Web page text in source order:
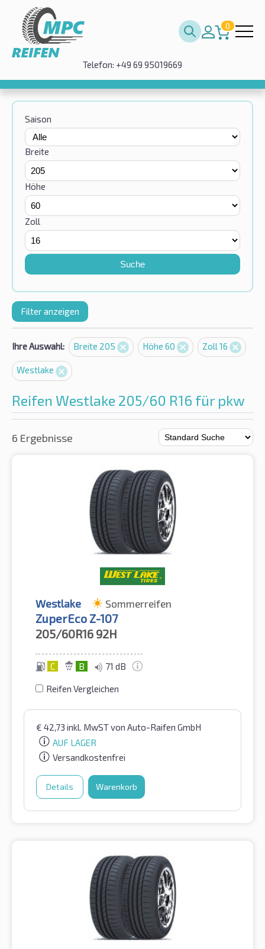
0
Telefon: +49 69 95019669
Saison
Breite
Höhe
Zoll
Suche
Filter anzeigen
Ihre Auswahl: Breite 205 Höhe 60 Zoll 16
Westlake
Reifen Westlake 205/60 R16 für pkw
6 Ergebnisse
Westlake Sommerreifen
ZuperEco Z-107
205/60R16 92H
C B 71 dB
Reifen Vergleichen
€ 42,73 inkl. MwSTvon Auto-Raifen GmbH
AUF LAGER
Versandkostenfrei
Details Warenkorb